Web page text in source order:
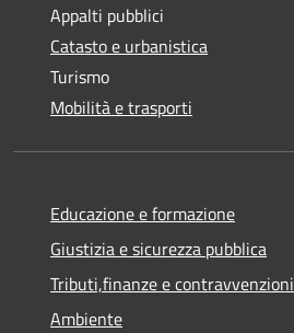
Appalti pubblici
Catasto e urbanistica
Turismo
Mobilità e trasporti
Educazione e formazione
Giustizia e sicurezza pubblica
Tributi,finanze e contravvenzioni
Ambiente